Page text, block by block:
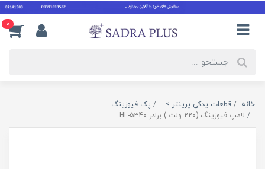
0
خانه قطعات یدکی پرینتر >
پک فیوزینگ
لامپ فیوزینگ (220 ولت ) برادر HL-5340